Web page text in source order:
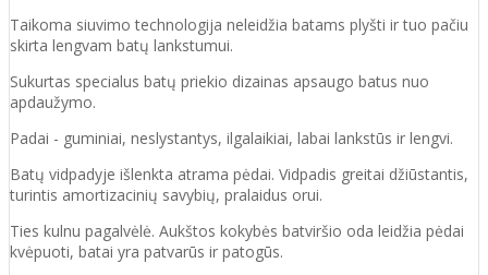
Taikoma siuvimo technologija neleidžia batams plyšti ir tuo pačiu
skirta lengvam batų lankstumui.
Sukurtas specialus batų priekio dizainas apsaugo batus nuo
apdaužymo.
Padai - guminiai, neslystantys, ilgalaikiai, labai lankstūs ir lengvi.
Batų vidpadyje išlenkta atrama pėdai. Vidpadis greitai džiūstantis,
turintis amortizacinių savybių, pralaidus orui.
Ties kulnu pagalvėlė. Aukštos kokybės batviršio oda leidžia pėdai
kvėpuoti, batai yra patvarūs ir patogūs.